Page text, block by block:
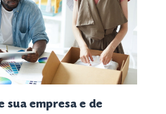
sua empresa e de